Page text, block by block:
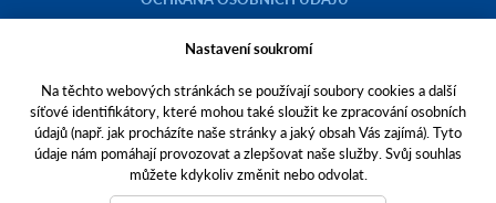
FOTOBANKA TECHNIKY NEW HOLLAND
ETICKÝ KODEX AGROFERT
Nastavení soukromí
Na těchto webových stránkách se používají soubory cookies a další
síťové identifikátory, které mohou také sloužit ke zpracování osobních
údajů (např. jak procházíte naše stránky a jaký obsah Vás zajímá). Tyto
údaje nám pomáhají provozovat a zlepšovat naše služby. Svůj souhlas
můžete kdykoliv změnit nebo odvolat.